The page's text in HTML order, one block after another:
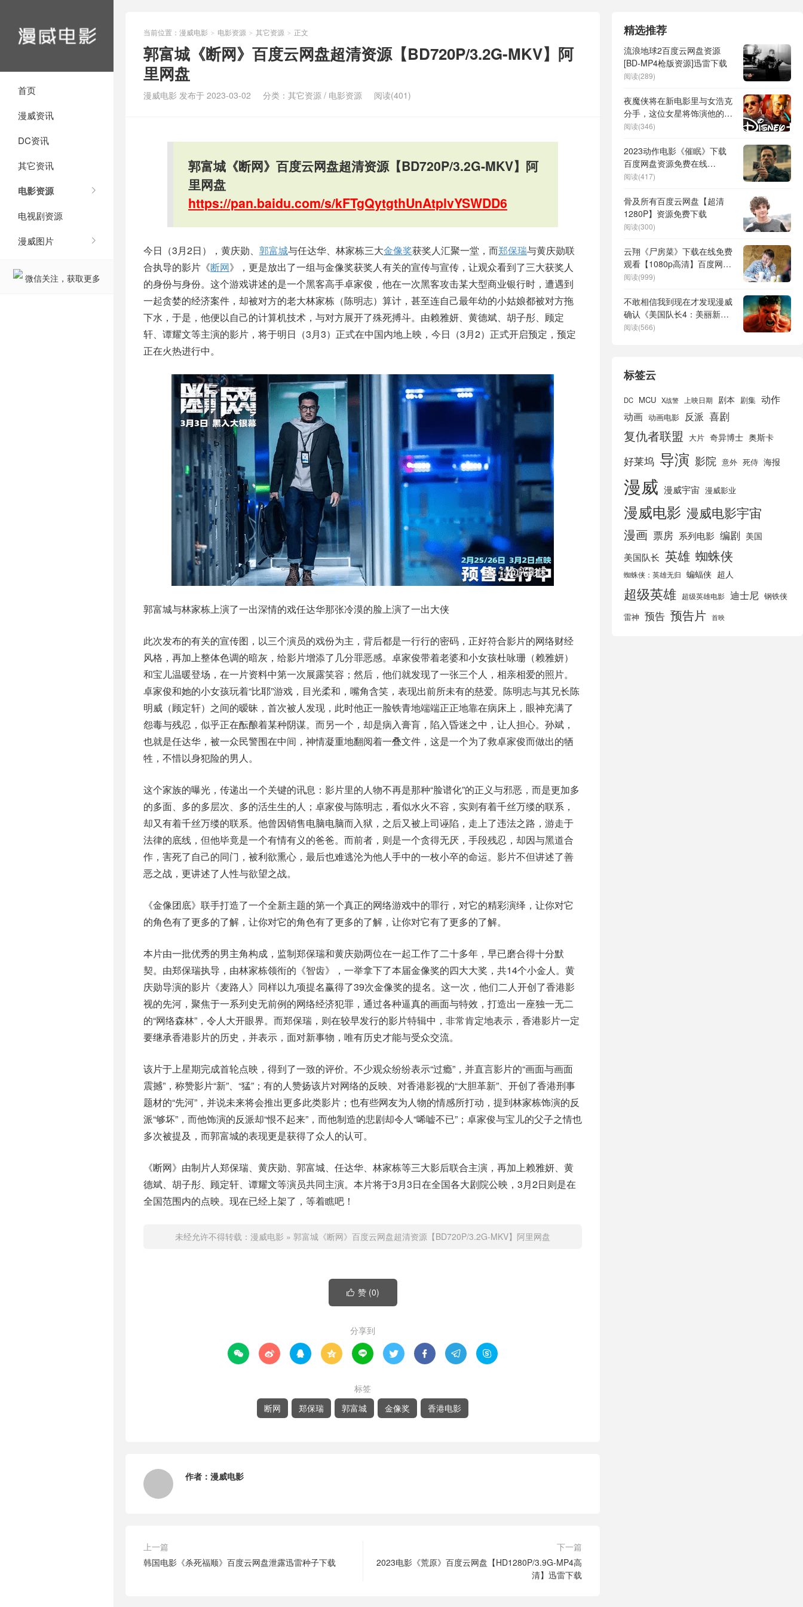
首页
漫威资讯
DC资讯
其它资讯
电影资源
电视剧资源
漫威图片
微信关注，获取更多
当前位置： 漫威电影 > 电影资源 > 其它资源 > 正文
郭富城《断网》百度云网盘超清资源【BD720P/3.2G-MKV】阿
里网盘
漫威电影 发布于 2023-03-02 分类： 其它资源 / 电影资源 阅读(401)
郭富城《断网》百度云网盘超清资源【BD720P/3.2G-MKV】阿
里网盘
https://pan.baidu.com/s/kFTgQytgthUnAtplvYSWDD6
今日（3月2日），黄庆勋、 郭富城与任达华、林家栋三大金像奖获奖人汇聚一堂，而郑保瑞与黄庆勋联
合执导的影片《断网》，更是放出了一组与金像奖获奖人有关的宣传与宣传，让观众看到了三大获奖人
的身份与身份。这个游戏讲述的是一个黑客高手卓家俊，他在一次黑客攻击某大型商业银行时，遭遇到
一起贪婪的经济案件，却被对方的老大林家栋（陈明志）算计，甚至连自己最年幼的小姑娘都被对方拖
下水，于是，他便以自己的计算机技术，与对方展开了殊死搏斗。由赖雅妍、黄德斌、胡子彤、顾定
轩、谭耀文等主演的影片，将于明日（3月3）正式在中国内地上映，今日（3月2）正式开启预定，预定
正在火热进行中。
郭富城与林家栋上演了一出深情的戏任达华那张冷漠的脸上演了一出大侠
此次发布的有关的宣传图，以三个演员的戏份为主，背后都是一行行的密码，正好符合影片的网络财经
风格，再加上整体色调的暗灰，给影片增添了几分罪恶感。卓家俊带着老婆和小女孩杜咏珊（赖雅妍）
和宝儿温暖登场，在一片资料中第一次展露笑容；然后，他们就发现了一张三个人，相亲相爱的照片。
卓家俊和她的小女孩玩着“比耶”游戏，目光柔和，嘴角含笑，表现出前所未有的慈爱。陈明志与其兄长陈
明威（顾定轩）之间的暧昧，首次被人发现，此时他正一脸铁青地端端正正地靠在病床上，眼神充满了
怨毒与残忍，似乎正在酝酿着某种阴谋。而另一个，却是病入膏肓，陷入昏迷之中，让人担心。孙斌，
也就是任达华，被一众民警围在中间，神情凝重地翻阅着一叠文件，这是一个为了救卓家俊而做出的牺
牲，不惜以身犯险的男人。
这个家族的曝光，传递出一个关键的讯息：影片里的人物不再是那种“脸谱化”的正义与邪恶，而是更加多
的多面、多的多层次、多的活生生的人；卓家俊与陈明志，看似水火不容，实则有着千丝万缕的联系，
却又有着千丝万缕的联系。他曾因销售电脑电脑而入狱，之后又被上司诬陷，走上了违法之路，游走于
法律的底线，但他毕竟是一个有情有义的爸爸。而前者，则是一个贪得无厌，手段残忍，却因与黑道合
作，害死了自己的同门，被利欲熏心，最后也难逃沦为他人手中的一枚小卒的命运。影片不但讲述了善
恶之战，更讲述了人性与欲望之战。
《金像团底》联手打造了一个全新主题的第一个真正的网络游戏中的罪行，对它的精彩演绎，让你对它
的角色有了更多的了解，让你对它的角色有了更多的了解，让你对它有了更多的了解。
本片由一批优秀的男主角构成，监制郑保瑞和黄庆勋两位在一起工作了二十多年，早已磨合得十分默
契。由郑保瑞执导，由林家栋领衔的《智齿》，一举拿下了本届金像奖的四大大奖，共14个小金人。黄
庆勋导演的影片《麦路人》同样以九项提名赢得了39次金像奖的提名。这一次，他们二人开创了香港影
视的先河，聚焦于一系列史无前例的网络经济犯罪，通过各种逼真的画面与特效，打造出一座独一无二
的“网络森林”，令人大开眼界。而郑保瑞，则在较早发行的影片特辑中，非常肯定地表示，香港影片一定
要继承香港影片的历史，并表示，面对新事物，唯有历史才能与受众交流。
该片于上星期完成首轮点映，得到了一致的评价。不少观众纷纷表示“过瘾”，并直言影片的“画面与画面
震撼”，称赞影片“新”、“猛”；有的人赞扬该片对网络的反映、对香港影视的“大胆革新”、开创了香港刑事
题材的“先河”，并说未来将会推出更多此类影片；也有些网友为人物的情感所打动，提到林家栋饰演的反
派“够坏”，而他饰演的反派却“恨不起来”，而他制造的悲剧却令人“唏嘘不已”；卓家俊与宝儿的父子之情也
多次被提及，而郭富城的表现更是获得了众人的认可。
《断网》由制片人郑保瑞、黄庆勋、郭富城、任达华、林家栋等三大影后联合主演，再加上赖雅妍、黄
德斌、胡子彤、顾定轩、谭耀文等演员共同主演。本片将于3月3日在全国各大剧院公映，3月2日则是在
全国范围内的点映。现在已经上架了，等着瞧吧！
未经允许不得转载： 漫威电影 » 郭富城《断网》百度云网盘超清资源【BD720P/3.2G-MKV】阿里网盘
 赞 (0)
分享到
        
标签
断网
郑保瑞 郭富城 金像奖 香港电影
作者： 漫威电影
上一篇
韩国电影《杀死福顺》百度云网盘泄露迅雷种子下载
下一篇
2023电影《荒原》百度云网盘【HD1280P/3.9G-MP4高
清】迅雷下载
精选推荐
流浪地球2百度云网盘资源
[BD-MP4枪版资源]迅雷下载
阅读(289)
夜魔侠将在新电影里与女浩克
分手，这位女星将饰演他的新
女友
阅读(346)
2023动作电影《催眠》下载
百度网盘资源免费在线
【1080p高清中字】阿里云盘
阅读(417)
骨及所有百度云网盘【超清
1280P】资源免费下载
阅读(300)
云翔《尸房菜》下载在线免费
观看【1080p高清】百度网盘
链接
阅读(999)
不敢相信我到现在才发现漫威
确认《美国队长4：美丽新世
界》会出现红浩克的漫画力量
阅读(566)
标签云
DC MCU X战警 上映日期 剧本 剧集 动作
动画 动画电影 反派 喜剧
复仇者联盟 大片 奇异博士 奥斯卡
好莱坞 导演 影院 意外 死侍 海报
漫威 漫威宇宙 漫威影业
漫威电影 漫威电影宇宙
漫画 票房 系列电影 编剧 美国
美国队长 英雄 蜘蛛侠
蜘蛛侠：英雄无归 蝙蝠侠 超人
超级英雄 超级英雄电影 迪士尼 钢铁侠
雷神 预告 预告片 首映